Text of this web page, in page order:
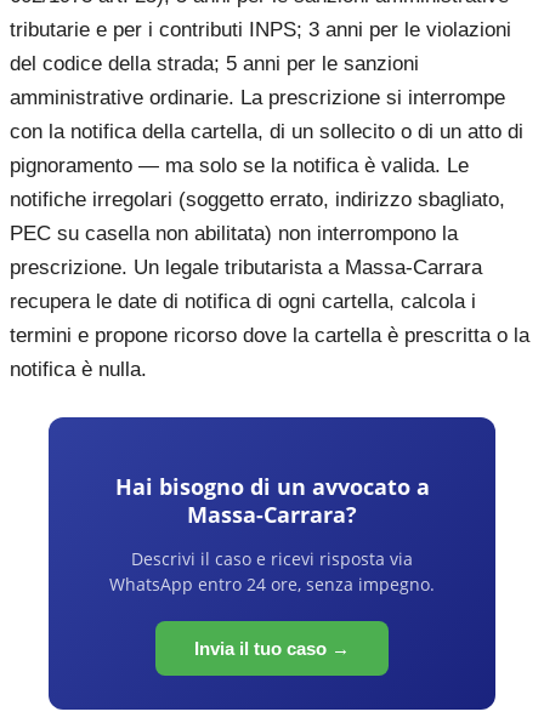
tributarie e per i contributi INPS; 3 anni per le violazioni
del codice della strada; 5 anni per le sanzioni
amministrative ordinarie. La prescrizione si interrompe
con la notifica della cartella, di un sollecito o di un atto di
pignoramento — ma solo se la notifica è valida. Le
notifiche irregolari (soggetto errato, indirizzo sbagliato,
PEC su casella non abilitata) non interrompono la
prescrizione. Un legale tributarista a Massa-Carrara
recupera le date di notifica di ogni cartella, calcola i
termini e propone ricorso dove la cartella è prescritta o la
notifica è nulla.
Hai bisogno di un avvocato a
Massa-Carrara?
Descrivi il caso e ricevi risposta via
WhatsApp entro 24 ore, senza impegno.
Invia il tuo caso →